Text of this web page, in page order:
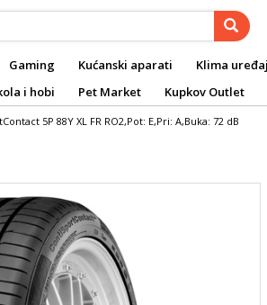
Gaming Kućanski aparati Klima
i hobi Pet Market Kupkov Outlet
5P 88Y XL FR RO2,Pot: E,Pri: A,Buka: 72 dB